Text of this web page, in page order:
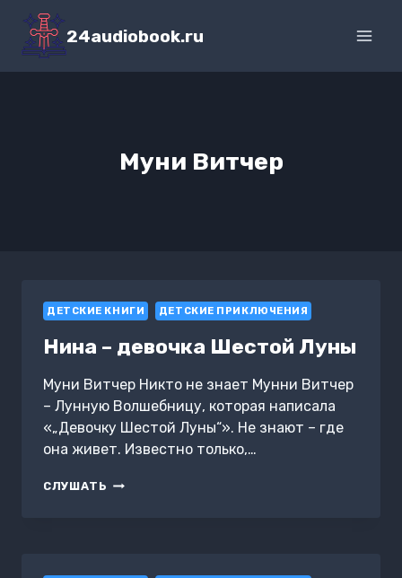
Перейти
содержимому
24audiobook.ru
Муни Витчер
ДЕТСКИЕ КНИГИ ДЕТСКИЕ ПРИКЛЮЧЕНИЯ
Нина – девочка Шестой Луны
Муни Витчер Никто не знает Мунни Витчер
– Лунную Волшебницу, которая написала
«„Девочку Шестой Луны“». Не знают – где
она живет. Известно только,…
СЛУШАТЬ НИНА